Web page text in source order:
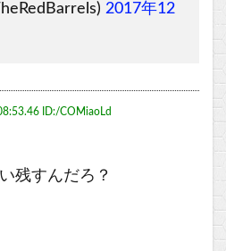
2017年12
ID:/COMiaoLd
残すんだろ？